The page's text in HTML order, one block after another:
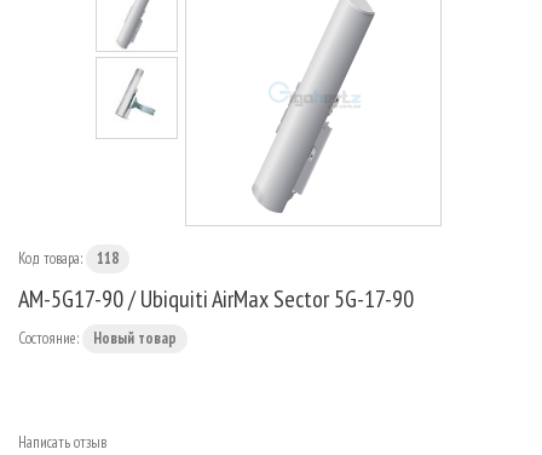
Код товара: 118
AM-5G17-90 / Ubiquiti AirMax Sector 5G-17-90
Состояние: Новый товар
Написать отзыв